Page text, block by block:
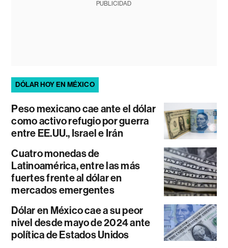
PUBLICIDAD
DÓLAR HOY EN MÉXICO
Peso mexicano cae ante el dólar
como activo refugio por guerra
entre EE.UU., Israel e Irán
Cuatro monedas de
Latinoamérica, entre las más
fuertes frente al dólar en
mercados emergentes
Dólar en México cae a su peor
nivel desde mayo de 2024 ante
política de Estados Unidos